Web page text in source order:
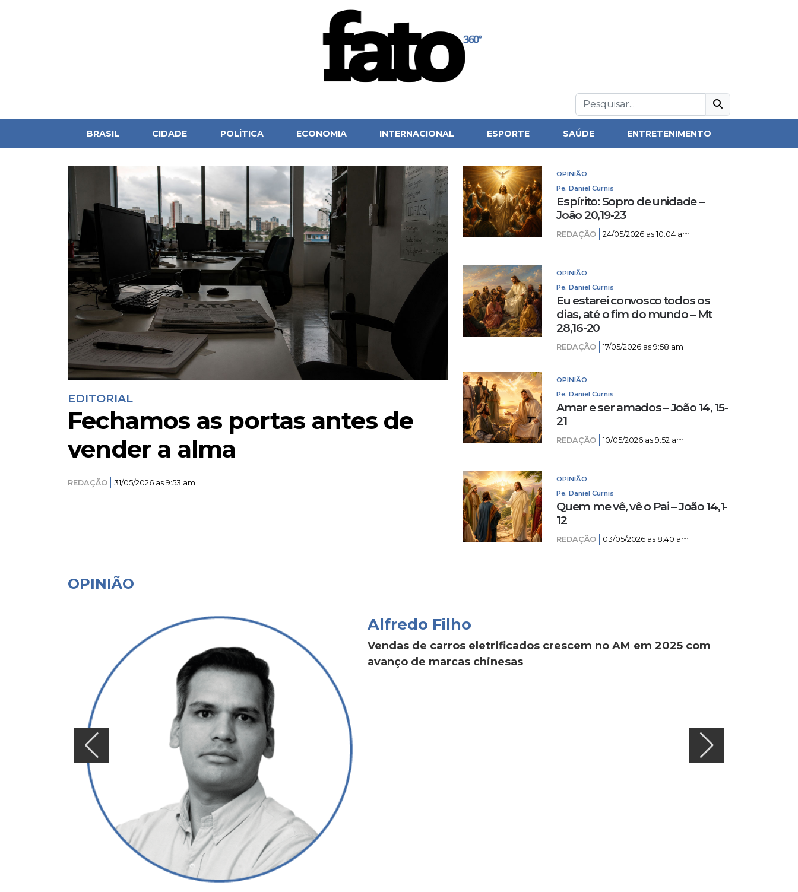
BRASIL CIDADE POLÍTICA ECONOMIA INTERNACIONAL ESPORTE SAÚDE ENTRETENIMENTO
EDITORIAL
Fechamos as portas antes de
vender a alma
REDAÇÃO 31/05/2026 as 9:53 am
OPINIÃO
Pe. Daniel Curnis
Espírito: Sopro de unidade –
João 20,19-23
REDAÇÃO 24/05/2026 as 10:04 am
OPINIÃO
Pe. Daniel Curnis
Eu estarei convosco todos os
dias, até o fim do mundo – Mt
28,16-20
REDAÇÃO 17/05/2026 as 9:58 am
OPINIÃO
Pe. Daniel Curnis
Amar e ser amados – João 14, 15-
21
REDAÇÃO 10/05/2026 as 9:52 am
OPINIÃO
Pe. Daniel Curnis
Quem me vê, vê o Pai – João 14,1-
12
REDAÇÃO 03/05/2026 as 8:40 am
OPINIÃO
Alfredo Filho
Vendas de carros eletrificados crescem no AM em 2025 com
avanço de marcas chinesas